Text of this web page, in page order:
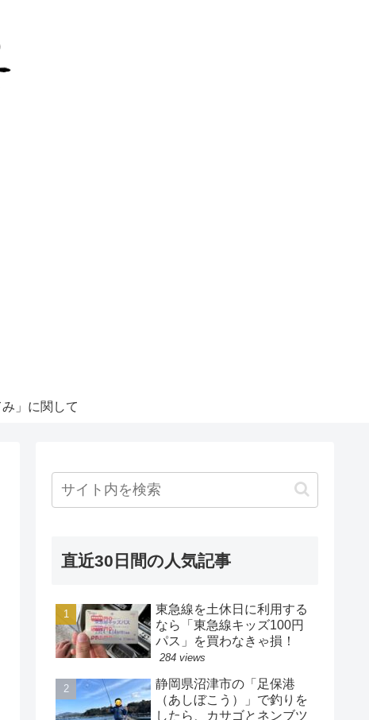
み」に関して
直近30日間の人気記事
東急線を土休日に利用する
なら「東急線キッズ100円
パス」を買わなきゃ損！
284 views
静岡県沼津市の「足保港
（あしぼこう）」で釣りを
したら、カサゴとネンブツ